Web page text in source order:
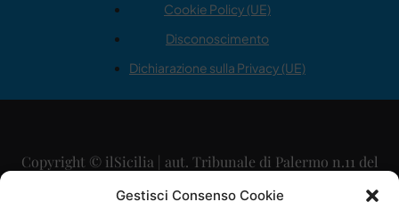
Gestisci Consenso Cookie
Cookie Policy (UE)
Disconoscimento
Dichiarazione sulla Privacy (UE)
Copyright © ilSicilia | aut. Tribunale di Palermo n.11 del
29/09/2015